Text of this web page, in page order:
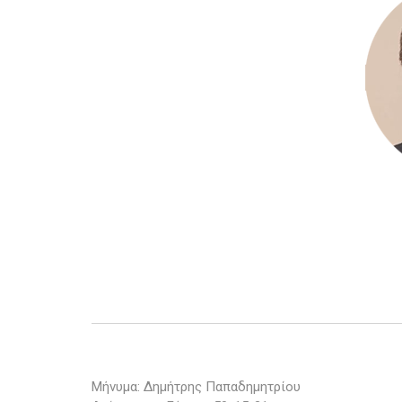
Μήνυμα: Δημήτρης Παπαδημητρίου